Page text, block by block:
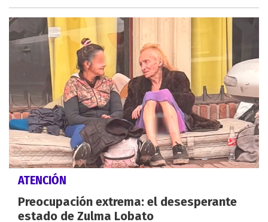
ATENCIÓN
Preocupación extrema: el desesperante
estado de Zulma Lobato